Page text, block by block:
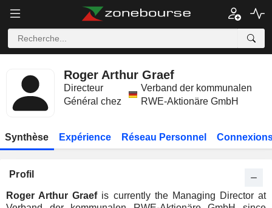
Roger Arthur Graef
Directeur
Général chez
Verband der kommunalen
RWE-Aktionäre GmbH
Synthèse Expérience Réseau Personnel
Profil
Roger Arthur Graefis currently the Managing Director at